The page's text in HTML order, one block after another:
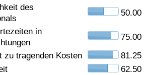
des
50.00
in
75.00
zu tragenden Kosten
81.25
62.50
Index (aktuell)
Index
Index nach Land